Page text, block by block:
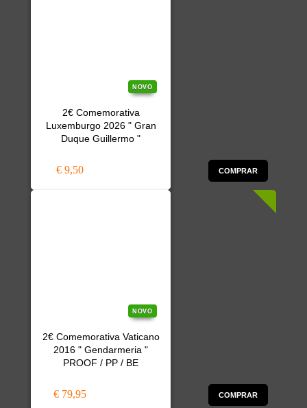
NOVO
2€ Comemorativa
Luxemburgo 2026 " Gran
Duque Guillermo "
€ 9,50 COMPRAR
NOVO
2€ Comemorativa Vaticano
2016 " Gendarmeria "
PROOF / PP / BE
€ 79,95 COMPRAR